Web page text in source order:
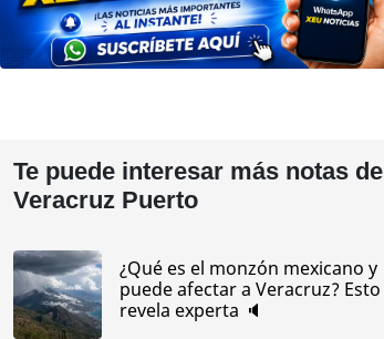
Te puede interesar más notas de
Veracruz Puerto
¿Qué es el monzón mexicano y
puede afectar a Veracruz? Esto
revela experta 🔈